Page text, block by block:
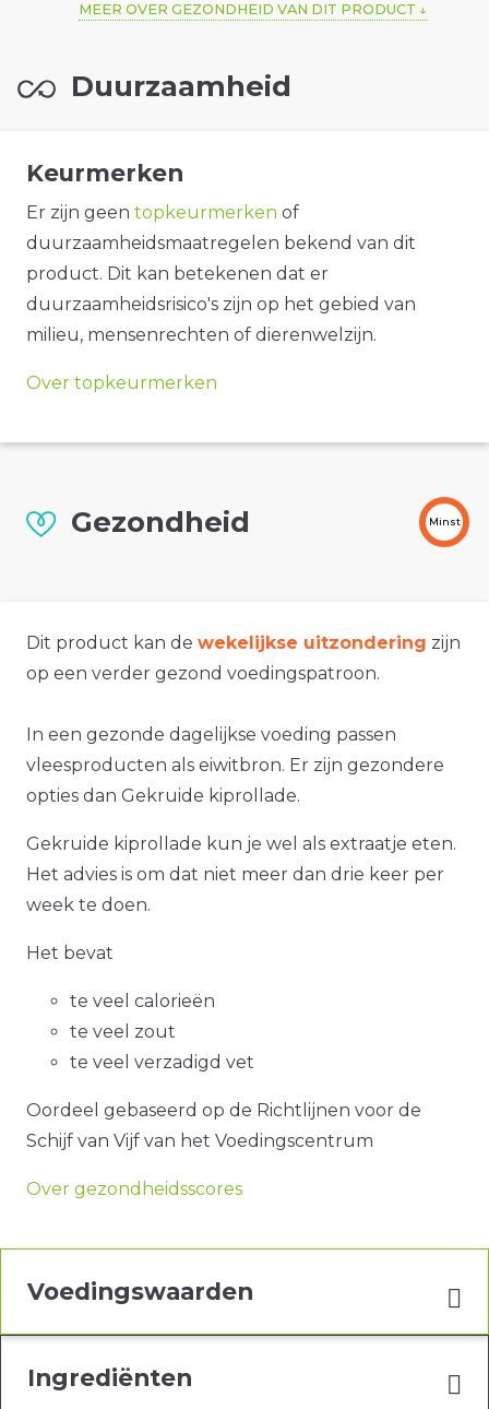
MEER OVER GEZONDHEID VAN DIT PRODUCT
Duurzaamheid
Keurmerken
Er zijn geen topkeurmerken of
duurzaamheidsmaatregelen bekend van dit
product. Dit kan betekenen dat er
duurzaamheidsrisico's zijn op het gebied van
milieu, mensenrechten of dierenwelzijn.
Over topkeurmerken
Gezondheid Minst
Dit product kan de wekelijkse uitzondering zijn
op een verder gezond voedingspatroon.
In een gezonde dagelijkse voeding passen
vleesproducten als eiwitbron. Er zijn gezondere
opties dan Gekruide kiprollade.
Gekruide kiprollade kun je wel als extraatje eten.
Het advies is om dat niet meer dan drie keer per
week te doen.
Het bevat
te veel calorieën
te veel zout
te veel verzadigd vet
Oordeel gebaseerd op de Richtlijnen voor de
Schijf van Vijf van het Voedingscentrum
Over gezondheidsscores
Voedingswaarden
Ingrediënten